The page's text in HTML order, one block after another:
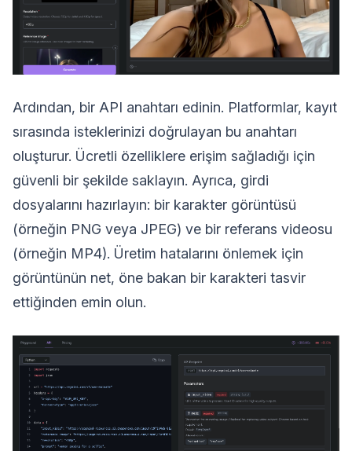
Ardından, bir API anahtarı edinin. Platformlar, kayıt
sırasında isteklerinizi doğrulayan bu anahtarı
oluşturur. Ücretli özelliklere erişim sağladığı için
güvenli bir şekilde saklayın. Ayrıca, girdi
dosyalarını hazırlayın: bir karakter görüntüsü
(örneğin PNG veya JPEG) ve bir referans videosu
(örneğin MP4). Üretim hatalarını önlemek için
görüntünün net, öne bakan bir karakteri tasvir
ettiğinden emin olun.